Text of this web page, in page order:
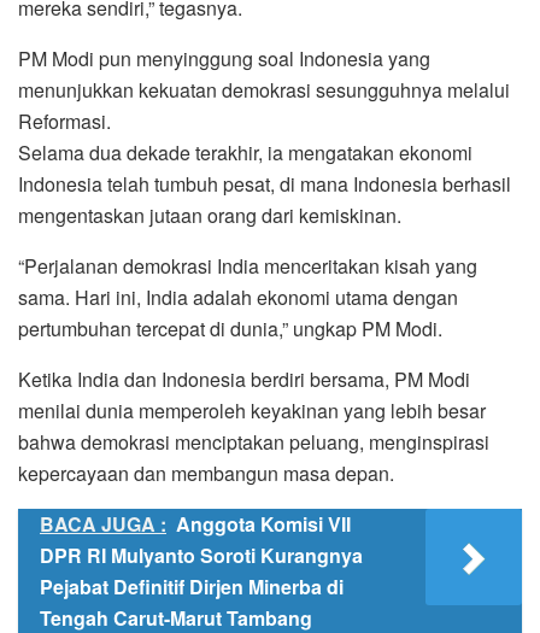
mereka sendiri,” tegasnya.
PM Modi pun menyinggung soal Indonesia yang
menunjukkan kekuatan demokrasi sesungguhnya melalui
Reformasi.
Selama dua dekade terakhir, ia mengatakan ekonomi
Indonesia telah tumbuh pesat, di mana Indonesia berhasil
mengentaskan jutaan orang dari kemiskinan.
“Perjalanan demokrasi India menceritakan kisah yang
sama. Hari ini, India adalah ekonomi utama dengan
pertumbuhan tercepat di dunia,” ungkap PM Modi.
Ketika India dan Indonesia berdiri bersama, PM Modi
menilai dunia memperoleh keyakinan yang lebih besar
bahwa demokrasi menciptakan peluang, menginspirasi
kepercayaan dan membangun masa depan.
BACA JUGA : Anggota Komisi VII
DPR RI Mulyanto Soroti Kurangnya
Pejabat Definitif Dirjen Minerba di
Tengah Carut-Marut Tambang